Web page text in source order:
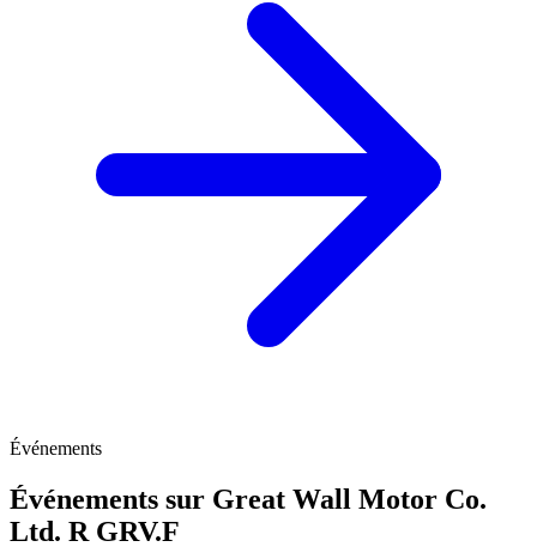
Événements
Événements sur Great Wall Motor Co.
Ltd. R GRV.F